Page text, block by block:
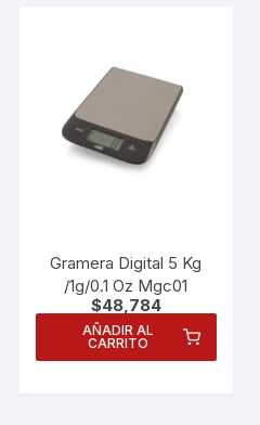
Gramera Digital 5 Kg
/1g/0.1 Oz Mgc01
$48,784
AÑADIR AL
CARRITO
Necesarias